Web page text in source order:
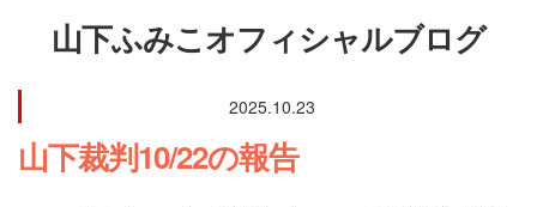
山下ふみこオフィシャルブログ
2025.10.23
山下裁判10/22の報告